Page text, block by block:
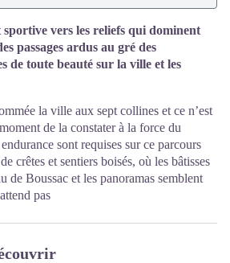
sportive vers les reliefs qui dominent
passages ardus au gré des
de toute beauté sur la ville et les
la ville aux sept collines et ce n’est
de la constater à la force du
sont requises sur ce parcours
crêtes et sentiers boisés, où les bâtisses
de Boussac et les panoramas semblent
pas